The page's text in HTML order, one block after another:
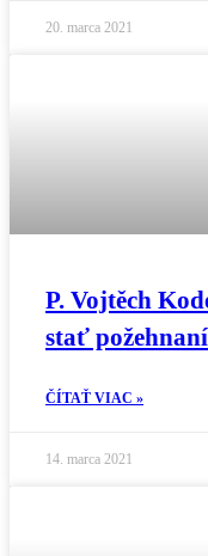
20. marca 2021
P. Vojtěch
stať
ČÍTAŤ VIAC »
14. marca 2021